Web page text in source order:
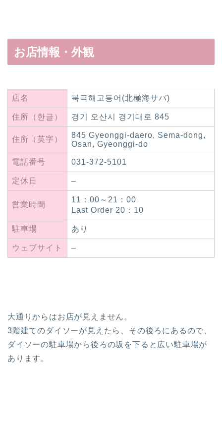
お店情報・外観
店名 북극해고등어(北極海サバ)
住所（한글） 경기 오산시 경기대로 845
住所（英字）
845 Gyeonggi-daero, Sema-dong,
Osan, Gyeonggi-do
電話番号 031-372-5101
定休日 –
営業時間
11：00～21：00
Last Order 20：10
駐車場 あり
ウェブサイト –
大通りからはお店が見えません。
3階建てのダイソーが見えたら、その後ろにあるので、
ダイソーの駐車場から後ろの坂を下ると広い駐車場が
あります。